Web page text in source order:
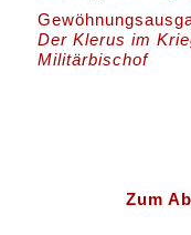
Der Klerus im
Militärbischof
Zum